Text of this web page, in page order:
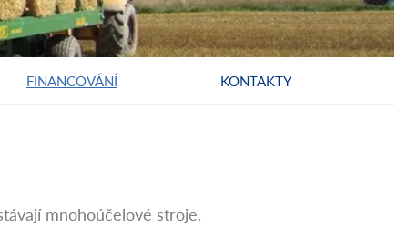
FINANCOVÁNÍ KONTAKTY
mnohoúčelové stroje.